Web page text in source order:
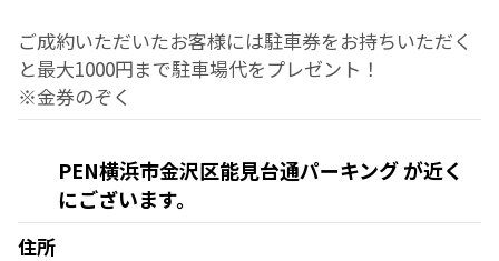
ご成約いただいたお客様には駐車券をお持ちいただく
と最大1000円まで駐車場代をプレゼント！
※金券のぞく
PEN横浜市金沢区能見台通パーキング が近く
にございます。
住所